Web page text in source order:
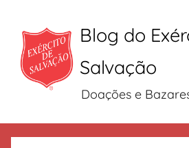
Blog do
Salvação
Doações e